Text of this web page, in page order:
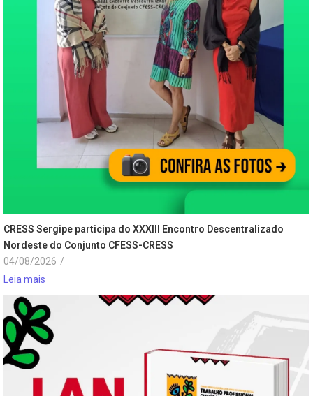
CRESS Sergipe participa do XXXIII Encontro Descentralizado
Nordeste do Conjunto CFESS-CRESS
04/08/2026 /
Leia mais